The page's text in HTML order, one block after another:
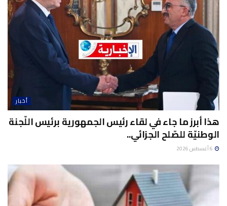
أخبار
هذا أبرز ما جاء في لقاء رئيس الجمهورية برئيس اللّجنة
الوطنيّة للصّلح الجزائي..